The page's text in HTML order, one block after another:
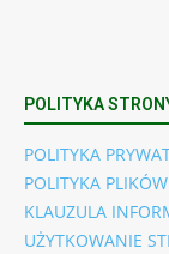
POLITYKA
POLITYKA
POLITYKA
KLAUZULA
UŻYTKOWANIE